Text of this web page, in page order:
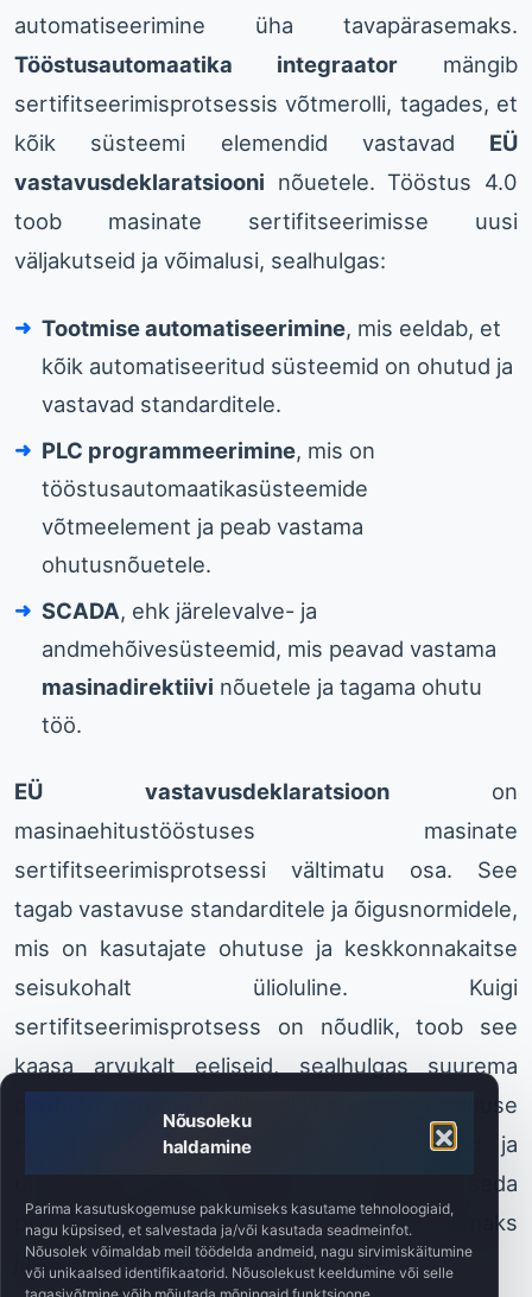
Nõusoleku
haldamine
Parima kasutuskogemuse pakkumiseks kasutame tehnoloogiaid,
nagu küpsised, et salvestada ja/või kasutada seadmeinfot.
Nõusolek võimaldab meil töödelda andmeid, nagu sirvimiskäitumine
või unikaalsed identifikaatorid. Nõusolekust keeldumine või selle
automatiseerimine üha tavapärasemaks.
Tööstusautomaatika integraator mängib
sertifitseerimisprotsessis võtmerolli, tagades, et
kõik süsteemi elemendid vastavad EÜ
vastavusdeklaratsiooni nõuetele. Tööstus 4.0
toob masinate sertifitseerimisse uusi
väljakutseid ja võimalusi, sealhulgas:
Tootmise automatiseerimine, mis eeldab, et
kõik automatiseeritud süsteemid on ohutud ja
vastavad standarditele.
PLC programmeerimine, mis on
tööstusautomaatikasüsteemide
võtmeelement ja peab vastama
ohutusnõuetele.
SCADA, ehk järelevalve- ja
andmehõivesüsteemid, mis peavad vastama
masinadirektiivi nõuetele ja tagama ohutu
töö.
EÜ vastavusdeklaratsioonon
masinaehitustööstuses masinate
sertifitseerimisprotsessi vältimatu osa. See
tagab vastavuse standarditele ja õigusnormidele,
mis on kasutajate ohutuse ja keskkonnakaitse
seisukohalt ülioluline. Kuigi
sertifitseerimisprotsess on nõudlik, toob see
kaasa arvukalt eeliseid, sealhulgas suurema
ohutuse, parema kvaliteedi ja suurema usalduse
toodete vastu. Kaasaegsed tehnoloogiad ja
uuendused, nagu Tööstus 4.0, toetavad seda
protsessi täiendavalt, muutes selle tõhusamaks
ja läbipaistvamaks.